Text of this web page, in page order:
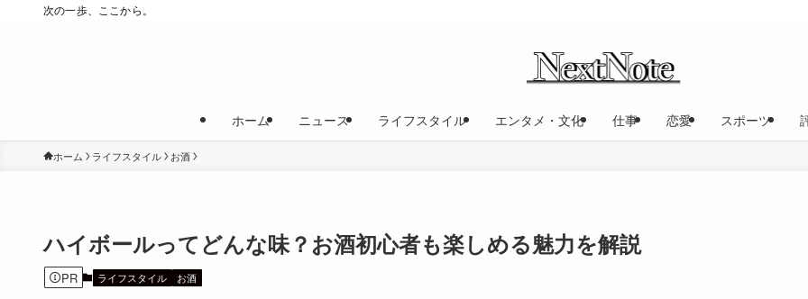
次の一歩、ここから。
ホーム ニュース ライフスタイル エンタメ・文化 仕事 恋愛 スポーツ
ホーム ライフスタイル お酒
ハイボールってどんな味？お酒初心者も楽しめる魅力を解説
PR ライフスタイル お酒